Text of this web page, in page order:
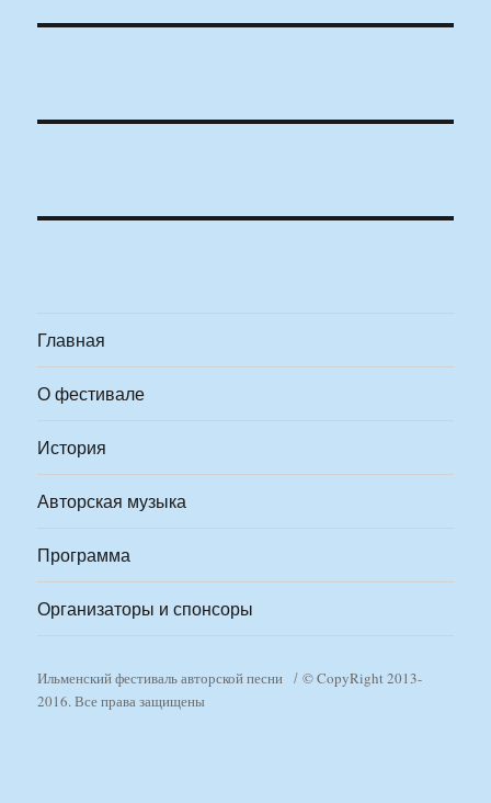
Главная
О фестивале
История
Авторская музыка
Программа
Организаторы и спонсоры
Ильменский фестиваль авторской песни
© CopyRight 2013-
2016. Все права защищены